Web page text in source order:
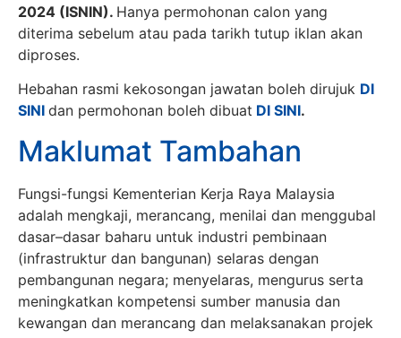
2024 (ISNIN). Hanya permohonan calon yang
diterima sebelum atau pada tarikh tutup iklan akan
diproses.
Hebahan rasmi kekosongan jawatan boleh dirujuk DI
SINI dan permohonan boleh dibuat DI SINI.
Maklumat Tambahan
Fungsi-fungsi Kementerian Kerja Raya Malaysia
adalah mengkaji, merancang, menilai dan menggubal
dasar–dasar baharu untuk industri pembinaan
(infrastruktur dan bangunan) selaras dengan
pembangunan negara; menyelaras, mengurus serta
meningkatkan kompetensi sumber manusia dan
kewangan dan merancang dan melaksanakan projek